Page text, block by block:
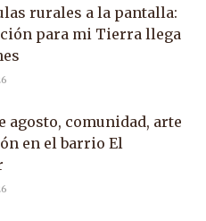
rurales a la pantalla:
para mi Tierra llega
agosto, comunidad, arte
en el barrio El